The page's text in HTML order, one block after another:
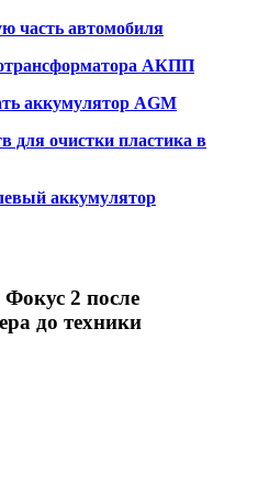
часть автомобиля
АКПП
аккумулятор AGM
для очистки пластика в
аккумулятор
2 после
до техники